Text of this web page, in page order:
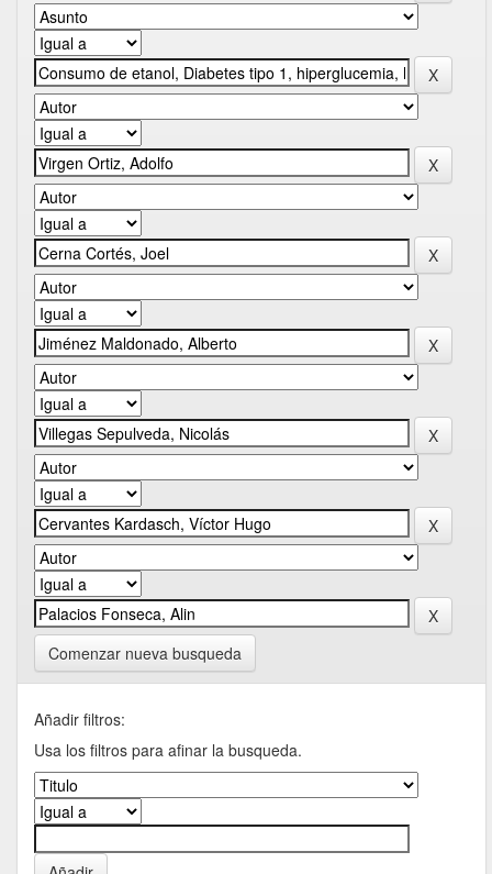
Comenzar nueva busqueda
Añadir filtros:
Usa los filtros para afinar la busqueda.